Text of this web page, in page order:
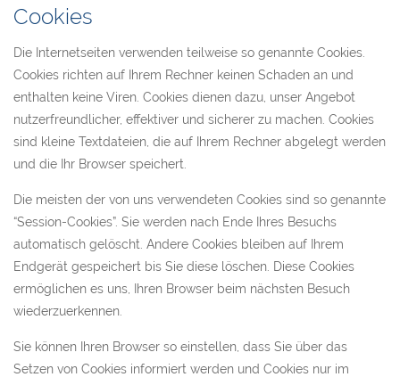
Cookies
Die Internetseiten verwenden teilweise so genannte Cookies.
Cookies richten auf Ihrem Rechner keinen Schaden an und
enthalten keine Viren. Cookies dienen dazu, unser Angebot
nutzerfreundlicher, effektiver und sicherer zu machen. Cookies
sind kleine Textdateien, die auf Ihrem Rechner abgelegt werden
und die Ihr Browser speichert.
Die meisten der von uns verwendeten Cookies sind so genannte
“Session-Cookies”. Sie werden nach Ende Ihres Besuchs
automatisch gelöscht. Andere Cookies bleiben auf Ihrem
Endgerät gespeichert bis Sie diese löschen. Diese Cookies
ermöglichen es uns, Ihren Browser beim nächsten Besuch
wiederzuerkennen.
Sie können Ihren Browser so einstellen, dass Sie über das
Setzen von Cookies informiert werden und Cookies nur im